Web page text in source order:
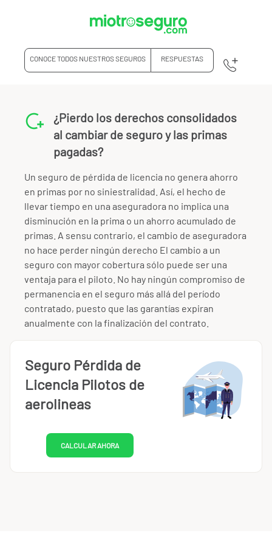
CONOCE TODOS NUESTROS SEGUROS RESPUESTAS
¿Pierdo los derechos consolidados
al cambiar de seguro y las primas
pagadas?
Un seguro de pérdida de licencia no genera ahorro
en primas por no siniestralidad. Así, el hecho de
llevar tiempo en una aseguradora no implica una
disminución en la prima o un ahorro acumulado de
primas. A sensu contrario, el cambio de aseguradora
no hace perder ningún derecho El cambio a un
seguro con mayor cobertura sólo puede ser una
ventaja para el piloto. No hay ningún compromiso de
permanencia en el seguro más allá del período
contratado, puesto que las garantías expiran
anualmente con la finalización del contrato.
Seguro Pérdida de
Licencia Pilotos de
aerolineas
CALCULAR AHORA